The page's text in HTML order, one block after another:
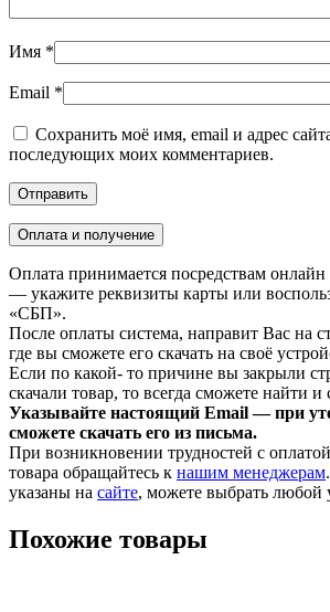
Имя *
Email *
Сохранить моё имя, email и адрес
последующих моих комментариев.
Оплата и получение
Оплата принимается посредствам онлайн
— укажите реквизиты карты или
«СБП».
После оплаты система, направит Вас на
где вы сможете его скачать на своё
Если по какой- то причине вы закрыли
скачали товар, то всегда сможете найти и
Указывайте настоящий Email — при
сможете скачать его из письма.
При возникновении трудностей с
товара обращайтесь к нашим менеджерам
указаны на сайте, можете выбрать любой
Похожие товары